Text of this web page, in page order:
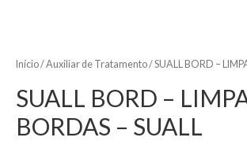
Início/Auxiliar de Tratamento/ SUALL BORD –
SUALL BORD –
BORDAS – SUALL